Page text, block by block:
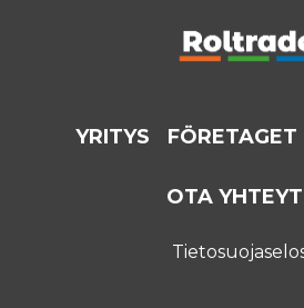
YRITYS FÖRETAGET
OTA